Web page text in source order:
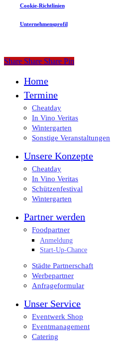
Cookie-Richtlinien
Unternehmensprofil
Share
Share Share Share Pin
Home
Termine
Cheatday
In Vino Veritas
Wintergarten
Sonstige Veranstaltungen
Unsere Konzepte
Cheatday
In Vino Veritas
Schützenfestival
Wintergarten
Partner werden
Foodpartner
Anmeldung
Start-Up-Chance
Städte Partnerschaft
Werbepartner
Anfrageformular
Unser Service
Eventwerk Shop
Eventmanagement
Catering